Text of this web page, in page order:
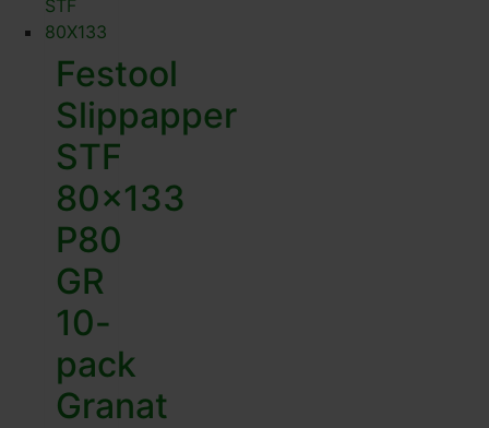
Festool
Slippapper
STF
80×133
P80
GR
10-
pack
Granat